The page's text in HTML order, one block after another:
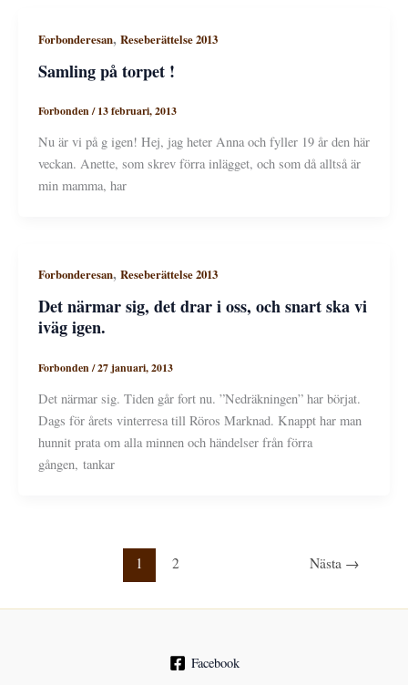
Forbonderesan, Reseberättelse 2013
Samling på torpet !
Forbonden/13 februari, 2013
Nu är vi på g igen! Hej, jag heter Anna och fyller 19 år den här
veckan. Anette, som skrev förra inlägget, och som då alltså är
min mamma, har
Forbonderesan, Reseberättelse 2013
Det närmar sig, det drar i oss, och snart ska vi
iväg igen.
Forbonden/27 januari, 2013
Det närmar sig. Tiden går fort nu. ”Nedräkningen” har börjat.
Dags för årets vinterresa till Röros Marknad. Knappt har man
hunnit prata om alla minnen och händelser från förra
gången, tankar
1 2 Nästa →
Facebook